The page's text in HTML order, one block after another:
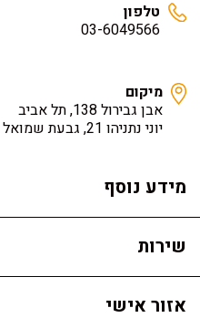
טלפון
03-6049566
מיקום
אבן גבירול 138, תל אביב
יוני נתניהו 21, גבעת שמואל
מידע נוסף
שירות
אזור אישי